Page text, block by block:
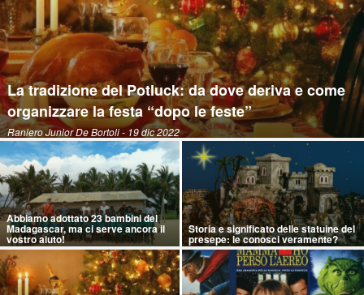
La tradizione del Potluck: da dove deriva e come
organizzare la festa “dopo le feste”
Raniero Junior De Bortoli- 19 dic 2022
Abbiamo adottato 23 bambini del
Madagascar, ma ci serve ancora il
vostro aiuto!
Storia e significato delle statuine del
presepe: le conosci veramente?